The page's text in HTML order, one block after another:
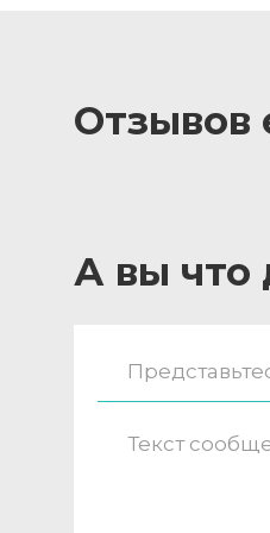
Отзывов
А вы что